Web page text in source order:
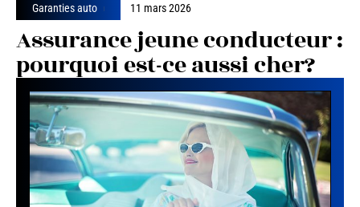
Garanties auto 11 mars 2026
Assurance jeune conducteur :
pourquoi est-ce aussi cher?